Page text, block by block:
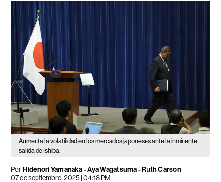
Aumenta la volatilidad en los mercados japoneses ante la inminente
salida de Ishiba.
PorHidenori Yamanaka - Aya Wagatsuma - Ruth Carson
07 de septiembre, 2025 | 04:18 PM